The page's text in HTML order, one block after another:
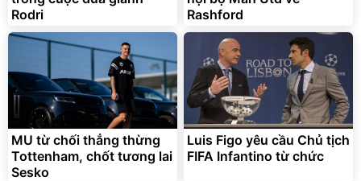
Rodri
Rashford
MU từ chối thẳng thừng
Tottenham, chốt tương lai
Sesko
Luis Figo yêu cầu Chủ tịch
FIFA Infantino từ chức